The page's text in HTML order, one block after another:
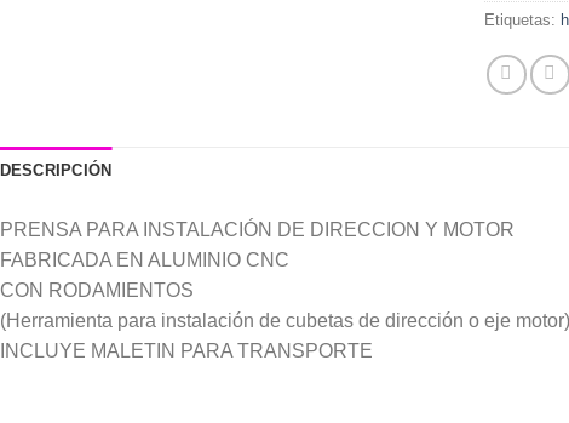
Etiquetas:
DESCRIPCIÓN
PRENSA PARA INSTALACIÓN DE DIRECCION Y MOTOR
FABRICADA EN ALUMINIO CNC
CON RODAMIENTOS
(Herramienta para instalación de cubetas de dirección o eje motor)
INCLUYE MALETIN PARA TRANSPORTE